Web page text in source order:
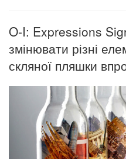
O-I: Expressions
змінювати різні
скляної пляшки